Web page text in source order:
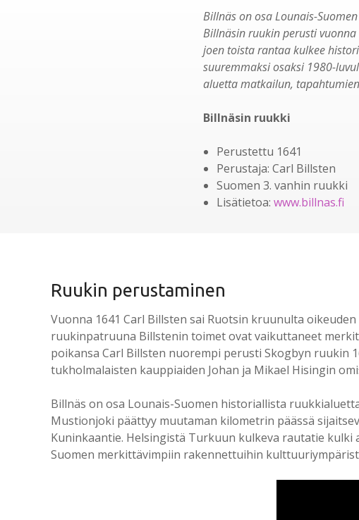
Billnäs on osa Lounais-
Billnäsin ruukin perusti
joen toista rantaa kulkee
suuremmaksi osaksi 1980-
aluetta matkailun,
Billnäsin ruukki
Perustettu 1641
Perustaja: Carl Billsten
Suomen 3. vanhin ruukki
Lisätietoa:www.billnas.fi
Ruukin perustaminen
Vuonna 1641 Carl Billsten sai Ruotsin kruunulta
ruukinpatruuna Billstenin toimet ovat vaikuttaneet
poikansa Carl Billsten nuorempi perusti Skogbyn ruukin
tukholmalaisten kauppiaiden Johan ja Mikael Hisingin
Billnäs on osa Lounais-Suomen historiallista
Mustionjoki päättyy muutaman kilometrin päässä
Kuninkaantie. Helsingistä Turkuun kulkeva rautatie
Suomen merkittävimpiin rakennettuihin